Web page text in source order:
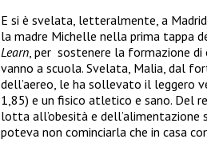
E si è svelata, letteralmente, a
la madre Michelle nella prima tappa
Learn , per sostenere la formazione
vanno a scuola. Svelata, Malia, dal
dell’aereo, le ha sollevato il leggero
1,85) e un fisico atletico e sano. Del
lotta all’obesità e dell’alimentazione
poteva non cominciarla che in casa